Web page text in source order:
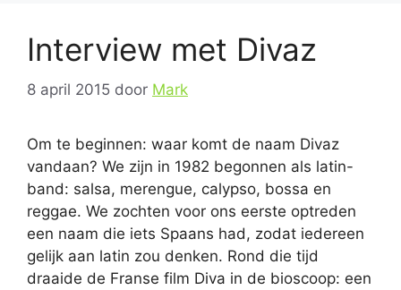
Interview met Divaz
8 april 2015 door Mark
Om te beginnen: waar komt de naam Divaz
vandaan? We zijn in 1982 begonnen als latin-
band: salsa, merengue, calypso, bossa en
reggae. We zochten voor ons eerste optreden
een naam die iets Spaans had, zodat iedereen
gelijk aan latin zou denken. Rond die tijd
draaide de Franse film Diva in de bioscoop: een